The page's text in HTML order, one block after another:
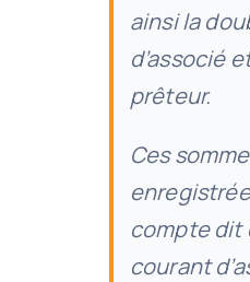
ainsi la
d’associé
prêteur.
Ces
compte dit
courant